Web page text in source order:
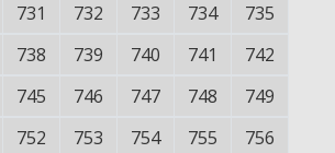
731 732 733 734
735
738 739 740 741
742
745 746 747 748
749
752 753 754 755
756